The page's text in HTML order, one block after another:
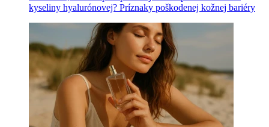
kyseliny hyalurónovej? Príznaky poškodenej kožnej bariéry